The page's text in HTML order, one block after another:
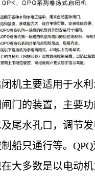
机主要适用于水
门的装置，主要
尾水孔口，调节
船只通行等。
大多数是以电动